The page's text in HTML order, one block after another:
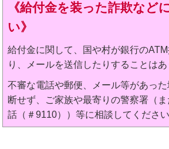
《給付金を装った詐欺など
い》
給付金に関して、国や村が銀行の
り、メールを送信したりすることはあ
不審な電話や郵便、メール等があっ
断せず、ご家族や最寄りの警察署（
話（＃9110））等に相談してください